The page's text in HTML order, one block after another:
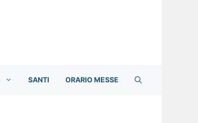
SANTI ORARIO MESSE